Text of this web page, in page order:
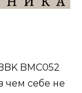
BMC052
чем себе не